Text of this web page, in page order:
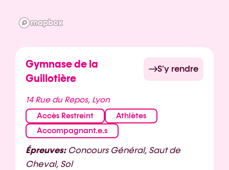
Gymnase de la
Guillotière
S'y rendre
14 Rue du Repos, Lyon
Accès Restreint
Athlètes
Accompagnant.e.s
Épreuves:Concours Général, Saut de
Cheval, Sol